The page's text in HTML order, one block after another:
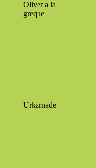
Oliver a la
greque
Urkärnade